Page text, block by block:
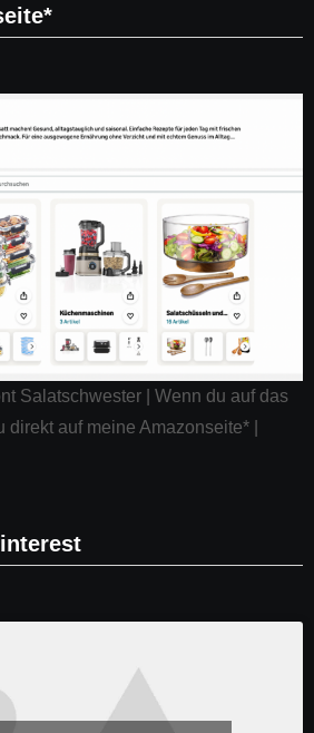
Salatschwester | Wenn du auf das
direkt auf meine Amazonseite* |